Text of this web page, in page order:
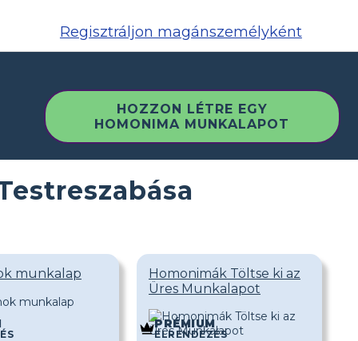
Regisztráljon magánszemélyként
HOZZON LÉTRE EGY
HOMONIMA MUNKALAPOT
munkalap
Homonimák Töltse ki az
Üres Munkalapot
PRÉMIUM
ELRENDEZÉS